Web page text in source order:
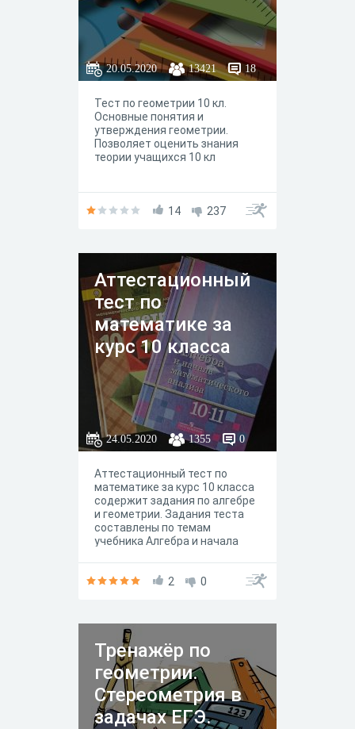
20.05.2020 13421 18
Тест по геометрии 10 кл.
Основные понятия и
утверждения геометрии.
Позволяет оценить знания
теории учащихся 10 кл
14 237
Аттестационный
тест по
математике за
курс 10 класса
24.05.2020 1355 0
Аттестационный тест по
математике за курс 10 класса
содержит задания по алгебре
и геометрии. Задания теста
составлены по темам
учебника Алгебра и начала
Геометрия под редакцией Л.С.
2 0
Тренажёр по
геометрии.
Стереометрия в
задачах ЕГЭ.